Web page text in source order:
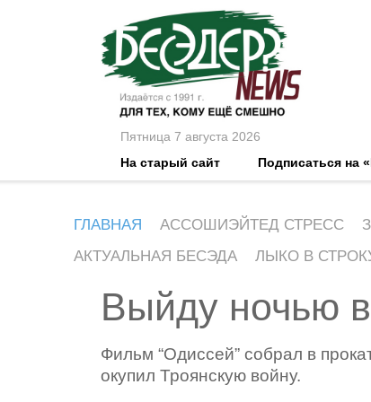
Пятница 7 августа 2026
На старый сайт Подписаться на
ГЛАВНАЯ АССОШИЭЙТЕД СТРЕСС
АКТУАЛЬНАЯ БЕСЭДА
ЛЫКО В
Выйду ночью
Фильм “Одиссей” собрал в
окупил Троянскую войну.